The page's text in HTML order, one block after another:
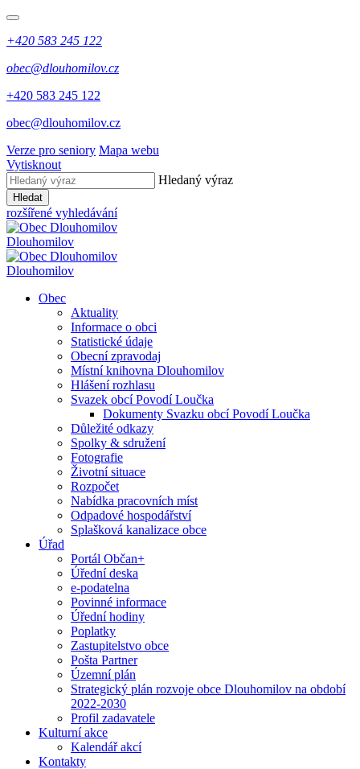
+420 583 245 122
obec@dlouhomilov.cz
+420 583 245 122
obec@dlouhomilov.cz
Verze pro seniory Mapa webu
Vytisknout
Hledaný výraz
Hledat
rozšířené vyhledávání
Dlouhomilov
Dlouhomilov
Obec
Aktuality
Informace o obci
Statistické údaje
Obecní zpravodaj
Místní knihovna Dlouhomilov
Hlášení rozhlasu
Svazek obcí Povodí Loučka
Dokumenty Svazku obcí Povodí Loučka
Důležité odkazy
Spolky & sdružení
Fotografie
Životní situace
Rozpočet
Nabídka pracovních míst
Odpadové hospodářství
Splašková kanalizace obce
Úřad
Portál Občan+
Úřední deska
e-podatelna
Povinné informace
Úřední hodiny
Poplatky
Zastupitelstvo obce
Pošta Partner
Územní plán
Strategický plán rozvoje obce Dlouhomilov na období
2022-2030
Profil zadavatele
Kulturní akce
Kalendář akcí
Kontakty